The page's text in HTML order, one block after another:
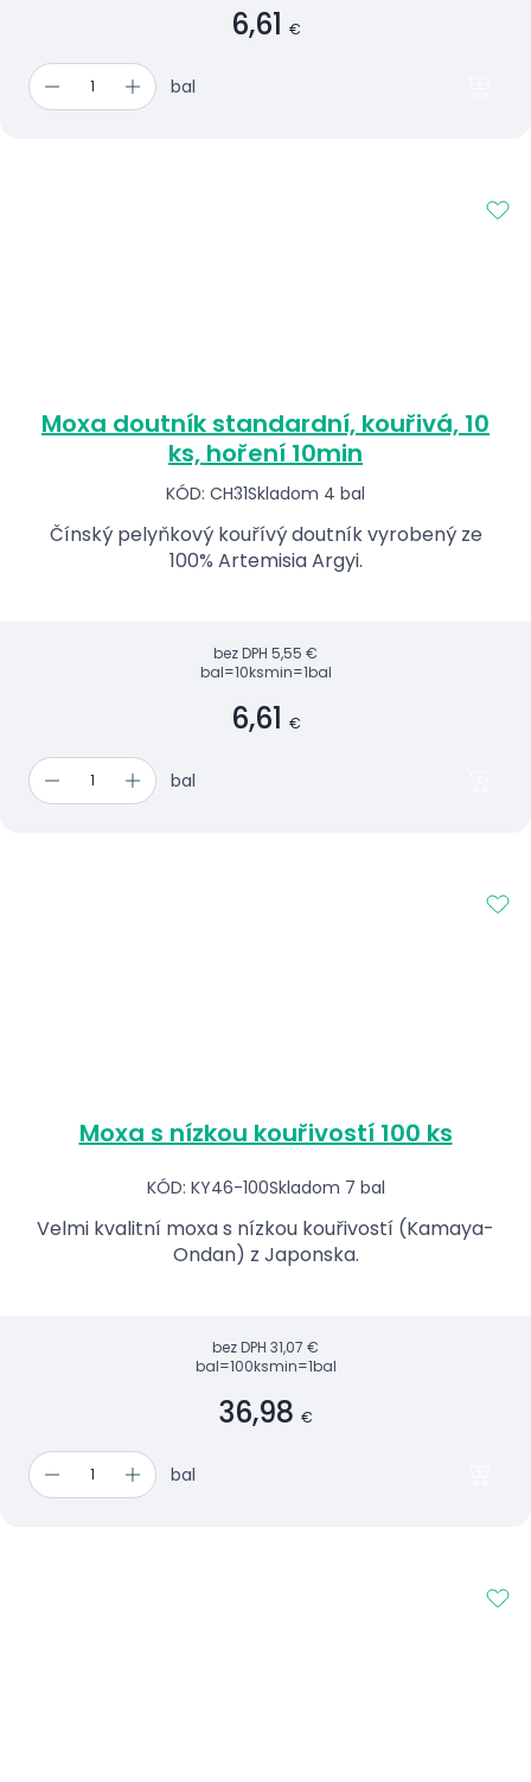
6,61 €
bal
Moxa doutník standardní, kouřivá, 10
ks, hoření 10min
KÓD: CH31Skladom 4 bal
Čínský pelyňkový kouřívý doutník vyrobený ze
100% Artemisia Argyi.
bez DPH 5,55 €
bal=10ksmin=1bal
6,61 €
bal
Moxa s nízkou kouřivostí 100 ks
KÓD: KY46-100Skladom 7 bal
Velmi kvalitní moxa s nízkou kouřivostí (Kamaya-
Ondan) z Japonska.
bez DPH 31,07 €
bal=100ksmin=1bal
36,98 €
bal